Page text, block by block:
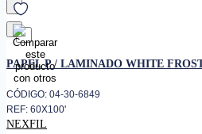
favorito
PAPEL P / LAMINADO WHITE
CÓDIGO: 04-30-6849
REF: 60X100'
NEXFIL